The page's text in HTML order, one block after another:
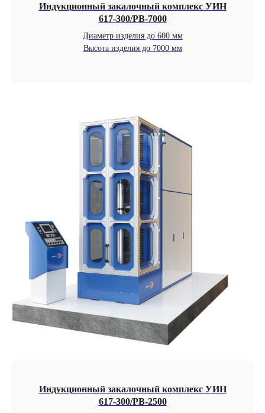
Индукционный закалочный комплекс УИН
617-300/РВ-7000
Диаметр изделия до 600 мм
Высота изделия до 7000 мм
Индукционный закалочный комплекс УИН
617-300/РВ-2500